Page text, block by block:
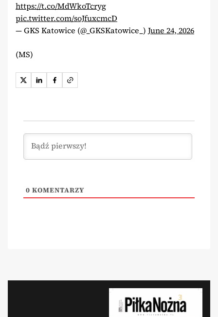
https://t.co/MdWkoTcryg
pic.twitter.com/soJfuxcmcD
— GKS Katowice (@_GKSKatowice_) June 24, 2026
(MS)
0 KOMENTARZY